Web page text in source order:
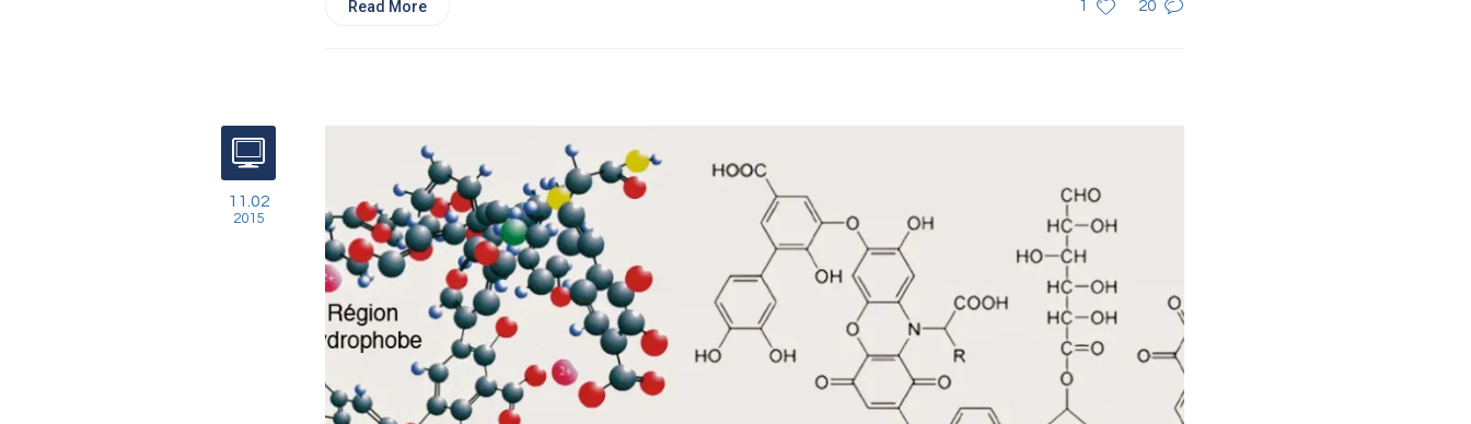
1 20
Read More
11.02
2015